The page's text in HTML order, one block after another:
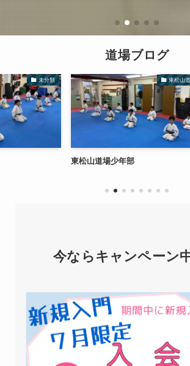
道場ブログ
未分類 東松山
東松山道場少年部
今ならキャンペーン